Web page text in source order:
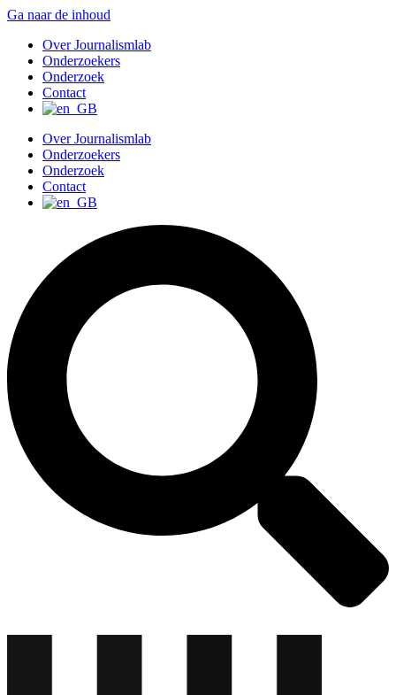
Ga naar de inhoud
Over Journalismlab
Onderzoekers
Onderzoek
Contact
Over Journalismlab
Onderzoekers
Onderzoek
Contact